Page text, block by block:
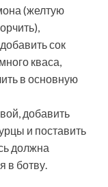
(желтую
сок
кваса,
в основную
добавить
и поставить
должна
в ботву.